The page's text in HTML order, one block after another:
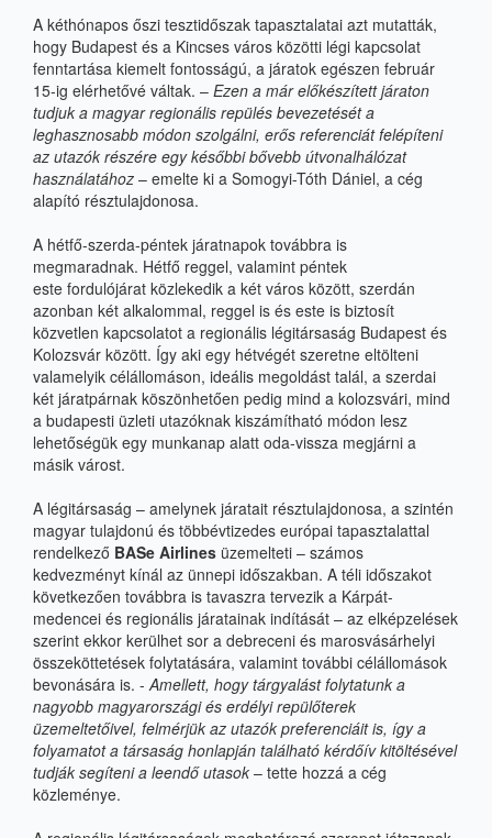
A kéthónapos őszi tesztidőszak tapasztalatai azt mutatták,
hogy Budapest és a Kincses város közötti légi kapcsolat
fenntartása kiemelt fontosságú, a járatok egészen február
15-ig elérhetővé váltak. – Ezen a már előkészített járaton
tudjuk a magyar regionális repülés bevezetését a
leghasznosabb módon szolgálni, erős referenciát felépíteni
az utazók részére egy későbbi bővebb útvonalhálózat
használatához – emelte ki a Somogyi-Tóth Dániel, a cég
alapító résztulajdonosa.
A hétfő-szerda-péntek járatnapok továbbra is
megmaradnak. Hétfő reggel, valamint péntek
este fordulójárat közlekedik a két város között, szerdán
azonban két alkalommal, reggel is és este is biztosít
közvetlen kapcsolatot a regionális légitársaság Budapest és
Kolozsvár között. Így aki egy hétvégét szeretne eltölteni
valamelyik célállomáson, ideális megoldást talál, a szerdai
két járatpárnak köszönhetően pedig mind a kolozsvári, mind
a budapesti üzleti utazóknak kiszámítható módon lesz
lehetőségük egy munkanap alatt oda-vissza megjárni a
másik várost.
A légitársaság – amelynek járatait résztulajdonosa, a szintén
magyar tulajdonú és többévtizedes európai tapasztalattal
rendelkező BASe Airlines üzemelteti – számos
kedvezményt kínál az ünnepi időszakban. A téli időszakot
következően továbbra is tavaszra tervezik a Kárpát-
medencei és regionális járatainak indítását – az elképzelések
szerint ekkor kerülhet sor a debreceni és marosvásárhelyi
összeköttetések folytatására, valamint további célállomások
bevonására is. - Amellett, hogy tárgyalást folytatunk a
nagyobb magyarországi és erdélyi repülőterek
üzemeltetőivel, felmérjük az utazók preferenciáit is, így a
folyamatot a társaság honlapján található kérdőív kitöltésével
tudják segíteni a leendő utasok – tette hozzá a cég
közleménye.